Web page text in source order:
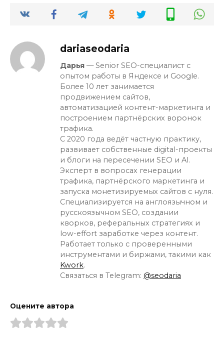
dariaseodaria
Дарья — Senior SEO-специалист с
опытом работы в Яндексе и Google.
Более 10 лет занимается
продвижением сайтов,
автоматизацией контент-маркетинга и
построением партнёрских воронок
трафика.
С 2020 года ведёт частную практику,
развивает собственные digital-проекты
и блоги на пересечении SEO и AI.
Эксперт в вопросах генерации
трафика, партнёрского маркетинга и
запуска монетизируемых сайтов с нуля.
Специализируется на англоязычном и
русскоязычном SEO, создании
кворков, реферальных стратегиях и
low-effort заработке через контент.
Работает только с проверенными
инструментами и биржами, такими как
Kwork.
Связаться в Telegram: @seodaria
Оцените автора